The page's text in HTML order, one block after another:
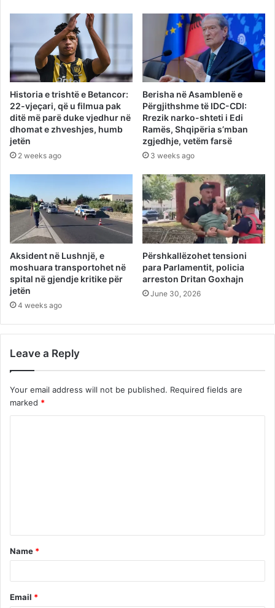
Historia e trishtë e Betancor:
22-vjeçari, që u filmua pak
ditë më parë duke vjedhur në
dhomat e zhveshjes, humb
jetën
2 weeks ago
Berisha në Asamblenë e
Përgjithshme të IDC-CDI:
Rrezik narko-shteti i Edi
Ramës, Shqipëria s’mban
zgjedhje, vetëm farsë
3 weeks ago
Aksident në Lushnjë, e
moshuara transportohet në
spital në gjendje kritike për
jetën
4 weeks ago
Përshkallëzohet tensioni
para Parlamentit, policia
arreston Dritan Goxhajn
June 30, 2026
Leave a Reply
Your email address will not be published. Required fields are
marked *
t
*
Name *
Email *